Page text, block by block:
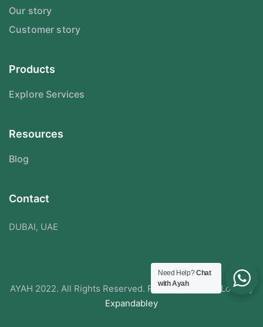
Our story
Customer story
Products
Explore Services
Resources
Blog
Contact
DUBAI, UAE
AYAH 2022. All Rights Reserved. Redesigned With Love By
Expandabley
Need Help?Chat
with Ayah